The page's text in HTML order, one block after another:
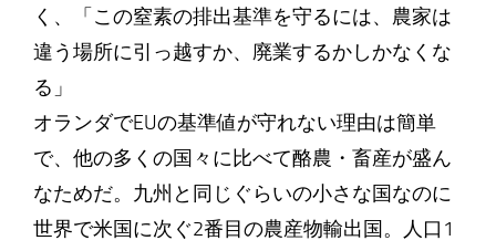
く、「この窒素の排出基準を守るには、農家は
違う場所に引っ越すか、廃業するかしかなくな
る」
オランダでEUの基準値が守れない理由は簡単
で、他の多くの国々に比べて酪農・畜産が盛ん
なためだ。九州と同じぐらいの小さな国なのに
世界で米国に次ぐ2番目の農産物輸出国。人口1